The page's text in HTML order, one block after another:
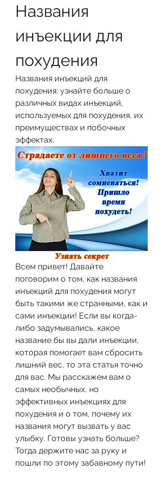
Названия
инъекции для
похудения
Названия инъекций для
похудения: узнайте больше о
различных видах инъекций,
используемых для похудения, их
преимуществах и побочных
эффектах.
Всем привет! Давайте
поговорим о том, как названия
инъекций для похудения могут
быть такими же странными, как и
сами инъекции! Если вы когда-
либо задумывались, какое
название бы вы дали инъекции,
которая помогает вам сбросить
лишний вес, то эта статья точно
для вас. Мы расскажем вам о
самых необычных, но
эффективных инъекциях для
похудения и о том, почему их
названия могут вызвать у вас
улыбку. Готовы узнать больше?
Тогда держите нас за руку и
пошли по этому забавному пути!